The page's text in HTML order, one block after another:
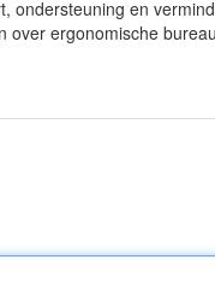
en
ergonomische